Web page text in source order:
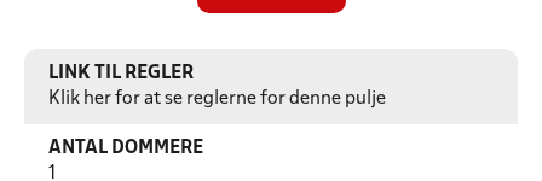
LINK TIL REGLER
Klik her for at se reglerne for denne pulje
ANTAL DOMMERE